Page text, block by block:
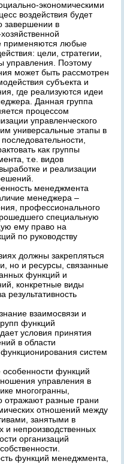
экономическими
воздействия будет
завершении в
применяются любые
цели, стратегии,
управления. Поэтому
может быть рассмотрен
субъекта и
где реализуются идеи
Данная группа
процессом
управленческого
универсальные этапы в
как группы
т.е. видов
и реализации
менеджмента
менеджера –
профессионального
специальную
ему право на
по руководству
должны закрепляться
но и ресурсы, связанные
функций и
конкретные виды
результативность
взаимосвязи и
функций
условия принятия
в области
систем
функций
управления в
многогранны,
отражают разные грани
отношений между
занятыми в
и непроизводственных
организаций
функций менеджмента,